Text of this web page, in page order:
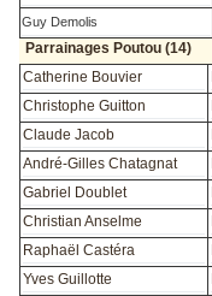
Guy Demolis
Parrainages Poutou (14)
Catherine Bouvier
Christophe Guitton
Claude Jacob
André-Gilles Chatagnat
Gabriel Doublet
Christian Anselme
Raphaël Castéra
Yves Guillotte